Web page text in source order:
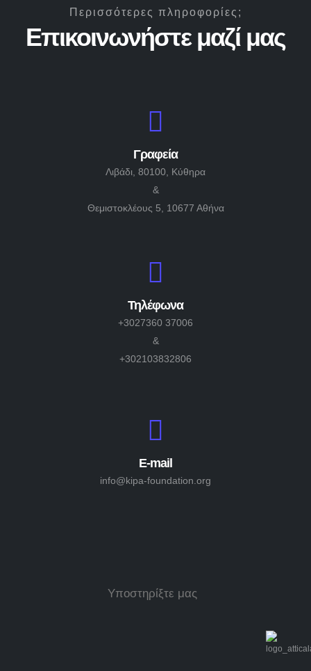
Περισσότερες πληροφορίες;
Επικοινωνήστε μαζί μας
Γραφεία
Λιβάδι, 80100, Κύθηρα
&
Θεμιστοκλέους 5, 10677 Αθήνα
Τηλέφωνα
+3027360 37006
&
+302103832806
E-mail
info@kipa-foundation.org
Υποστηρίξτε μας